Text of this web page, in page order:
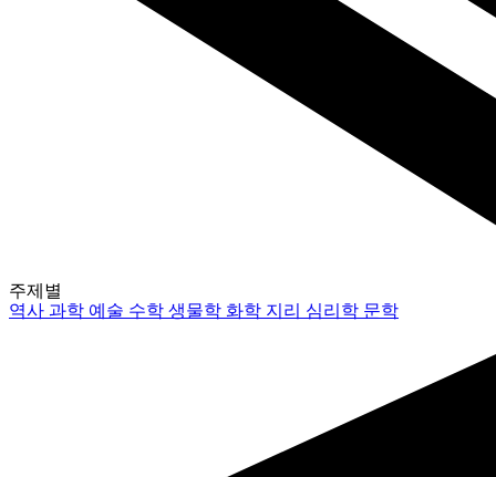
주제별
역사과학 예술 수학생물학 화학 지리 심리학 문학